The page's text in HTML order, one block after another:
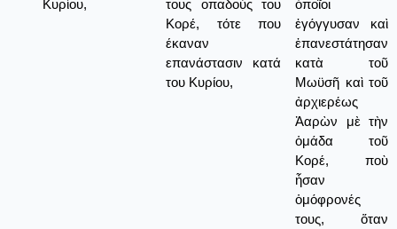
Κυρίου,
τους οπαδούς του
Κορέ, τότε που
έκαναν
επανάστασιν κατά
του Κυρίου,
ὁποῖοι
ἐγόγγυσαν καὶ
ἐπανεστάτησαν
κατὰ τοῦ
Μωϋσῆ καὶ τοῦ
ἀρχιερέως
Ἀαρὼν μὲ τὴν
ὁμάδα τοῦ
Κορέ, ποὺ
ἦσαν
ὁμόφρονές
τους, ὅταν